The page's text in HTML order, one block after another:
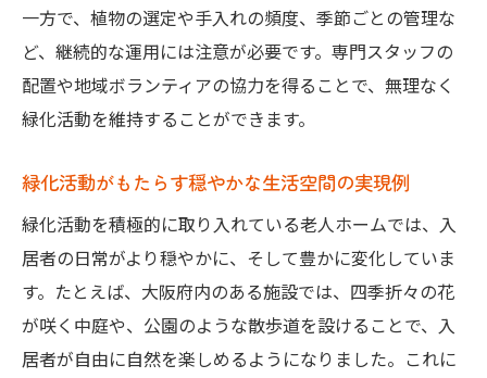
一方で、植物の選定や手入れの頻度、季節ごとの管理な
ど、継続的な運用には注意が必要です。専門スタッフの
配置や地域ボランティアの協力を得ることで、無理なく
緑化活動を維持することができます。
緑化活動がもたらす穏やかな生活空間の実現例
緑化活動を積極的に取り入れている老人ホームでは、入
居者の日常がより穏やかに、そして豊かに変化していま
す。たとえば、大阪府内のある施設では、四季折々の花
が咲く中庭や、公園のような散歩道を設けることで、入
居者が自由に自然を楽しめるようになりました。これに